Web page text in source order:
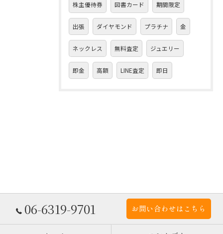
株主優待券 図書カード 期間限定
出張 ダイヤモンド プラチナ 金
ネックレス 無料査定 ジュエリー
即金 高額 LINE査定 即日
06-6319-9701 お問い合わせはこちら